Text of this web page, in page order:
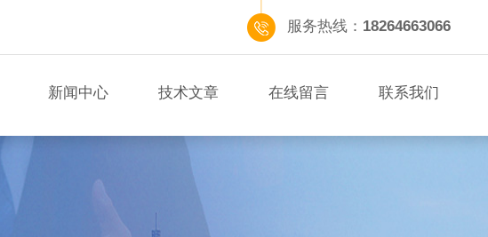
服务热线： 18264663066
新闻中心 技术文章 在线留言 联系我们